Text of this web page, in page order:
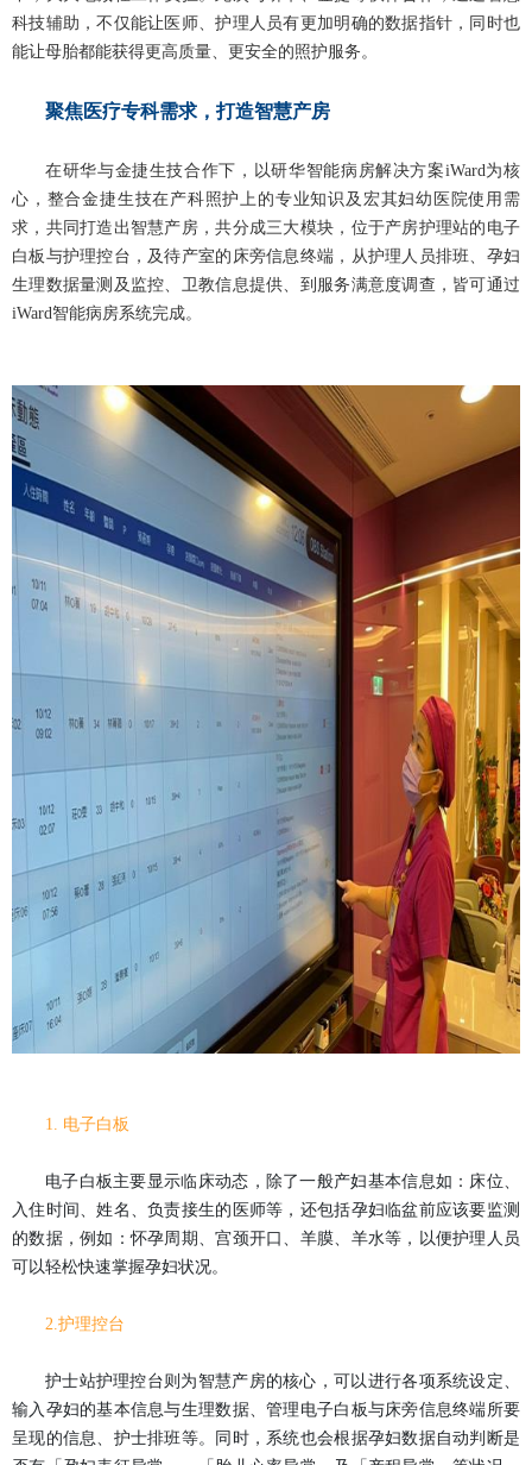
科技辅助，不仅能让医师、护理人员有更加明确的数据指针，同时也
能让母胎都能获得更高质量、更安全的照护服务。
聚焦医疗专科需求，打造智慧产房
在研华与金捷生技合作下，以研华智能病房解决方案iWard为核
心，整合金捷生技在产科照护上的专业知识及宏其妇幼医院使用需
求，共同打造出智慧产房，共分成三大模块，位于产房护理站的电子
白板与护理控台，及待产室的床旁信息终端，从护理人员排班、孕妇
生理数据量测及监控、卫教信息提供、到服务满意度调查，皆可通过
iWard智能病房系统完成。
1. 电子白板
电子白板主要显示临床动态，除了一般产妇基本信息如：床位、
入住时间、姓名、负责接生的医师等，还包括孕妇临盆前应该要监测
的数据，例如：怀孕周期、宫颈开口、羊膜、羊水等，以便护理人员
可以轻松快速掌握孕妇状况。
2.护理控台
护士站护理控台则为智慧产房的核心，可以进行各项系统设定、
输入孕妇的基本信息与生理数据、管理电子白板与床旁信息终端所要
呈现的信息、护士排班等。同时，系统也会根据孕妇数据自动判断是